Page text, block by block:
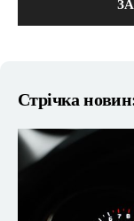
Стрічка